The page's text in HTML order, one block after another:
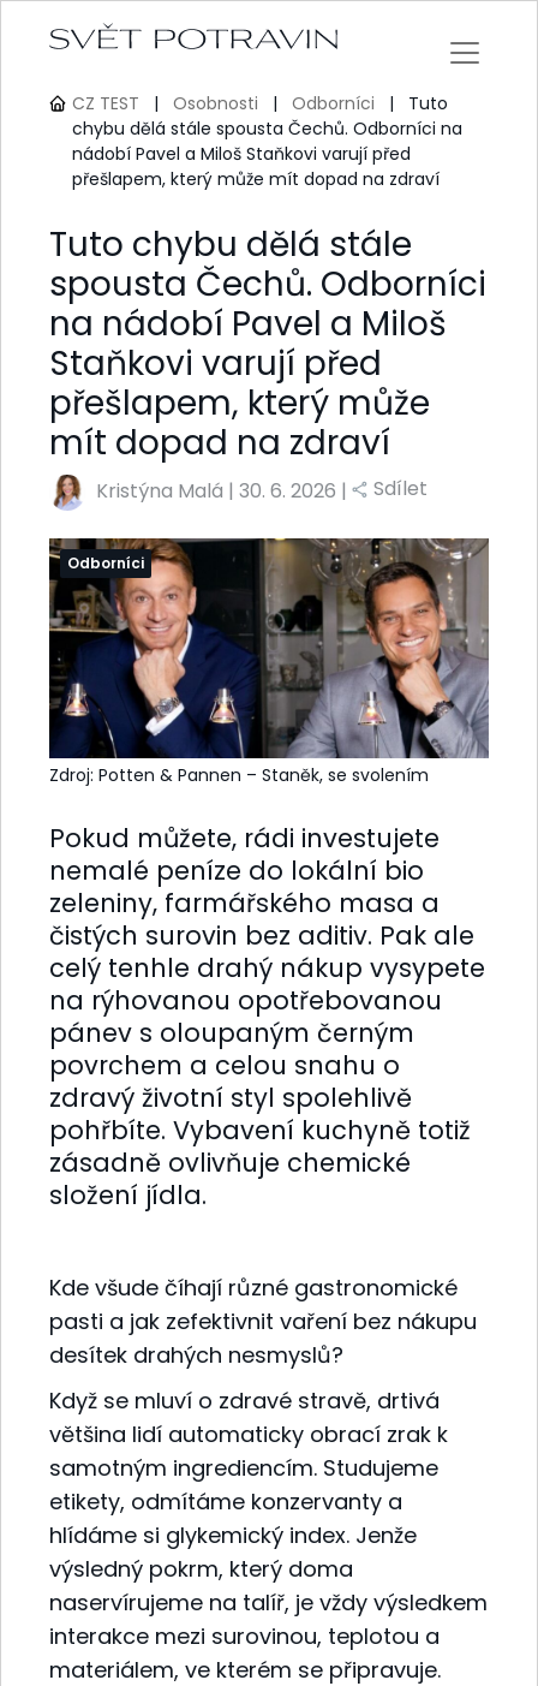
CZ TEST | Osobnosti | Odborníci |
Tuto
chybu dělá stále spousta Čechů. Odborníci na
nádobí Pavel a Miloš Staňkovi varují před
přešlapem, který může mít dopad na zdraví
Tuto chybu dělá stále
spousta Čechů. Odborníci
na nádobí Pavel a Miloš
Staňkovi varují před
přešlapem, který může
mít dopad na zdraví
Kristýna Malá | 30. 6. 2026 | Sdílet
Odborníci
Zdroj: Potten & Pannen – Staněk, se svolením
Pokud můžete, rádi investujete
nemalé peníze do lokální bio
zeleniny, farmářského masa a
čistých surovin bez aditiv. Pak ale
celý tenhle drahý nákup vysypete
na rýhovanou opotřebovanou
pánev s oloupaným černým
povrchem a celou snahu o
zdravý životní styl spolehlivě
pohřbíte. Vybavení kuchyně totiž
zásadně ovlivňuje chemické
složení jídla.
Kde všude číhají různé gastronomické
pasti a jak zefektivnit vaření bez nákupu
desítek drahých nesmyslů?
Když se mluví o zdravé stravě, drtivá
většina lidí automaticky obrací zrak k
samotným ingrediencím. Studujeme
etikety, odmítáme konzervanty a
hlídáme si glykemický index. Jenže
výsledný pokrm, který doma
naservírujeme na talíř, je vždy výsledkem
interakce mezi surovinou, teplotou a
materiálem, ve kterém se připravuje.